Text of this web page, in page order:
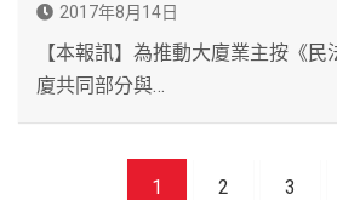
2017年8月14日
【本報訊】為推動大廈業主按《
廈共同部分與…
1 2 3